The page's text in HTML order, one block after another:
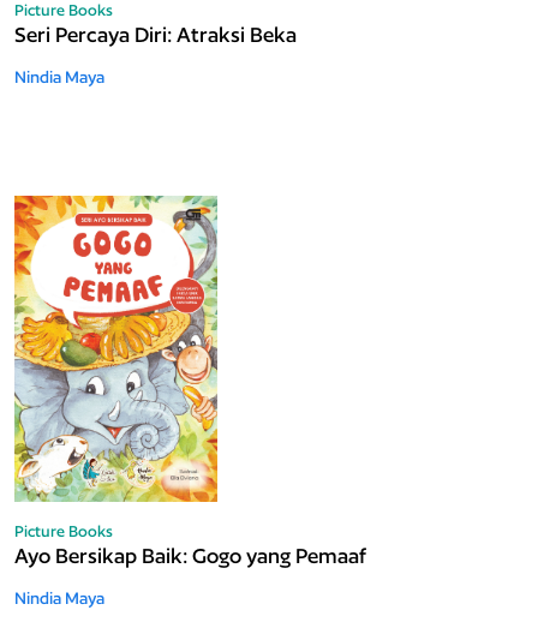
Picture Books
Seri Percaya Diri: Atraksi Beka
Nindia Maya
Picture Books
Ayo Bersikap Baik: Gogo yang Pemaaf
Nindia Maya